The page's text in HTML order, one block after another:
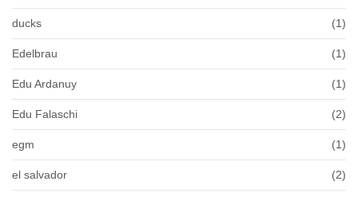
ducks (1)
Edelbrau (1)
Edu Ardanuy (1)
Edu Falaschi (2)
egm (1)
el salvador (2)